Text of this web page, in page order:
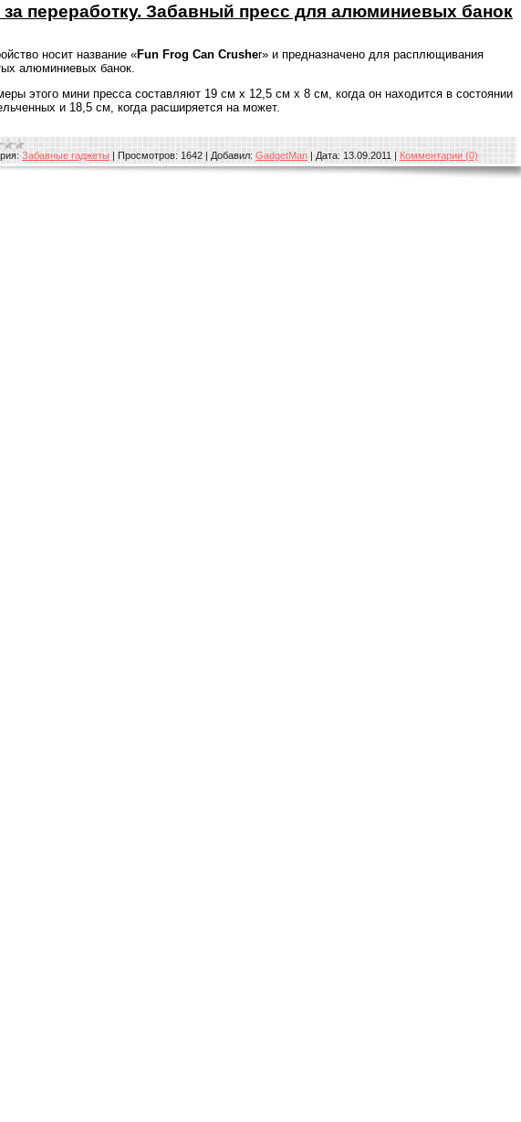
переработку. Забавный пресс для алюминиевых банок
носит название «Fun Frog Can Crusher» и предназначено для расплющивания
алюминиевых банок.
этого мини пресса составляют 19 см х 12,5 см х 8 см, когда он находится в состоянии
и 18,5 см, когда расширяется на может.
Забавные гаджеты | Просмотров: 1642 | Добавил: GadgetMan | Дата: 13.09.2011 | Комментарии (0)